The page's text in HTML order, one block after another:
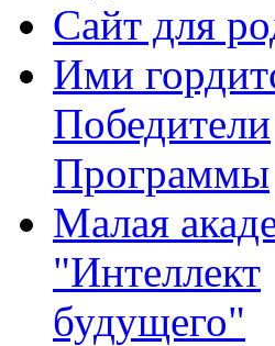
Сайт для
Ими
Победители
Программы
Малая
"Интеллект
будущего"